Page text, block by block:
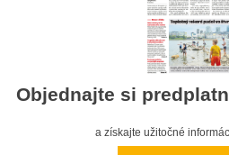
Objednajte si
a získajte užitočné